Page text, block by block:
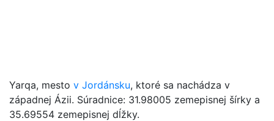
Yarqa, mesto v Jordánsku, ktoré sa nachádza v
západnej Ázii. Súradnice: 31.98005 zemepisnej šírky a
35.69554 zemepisnej dĺžky.